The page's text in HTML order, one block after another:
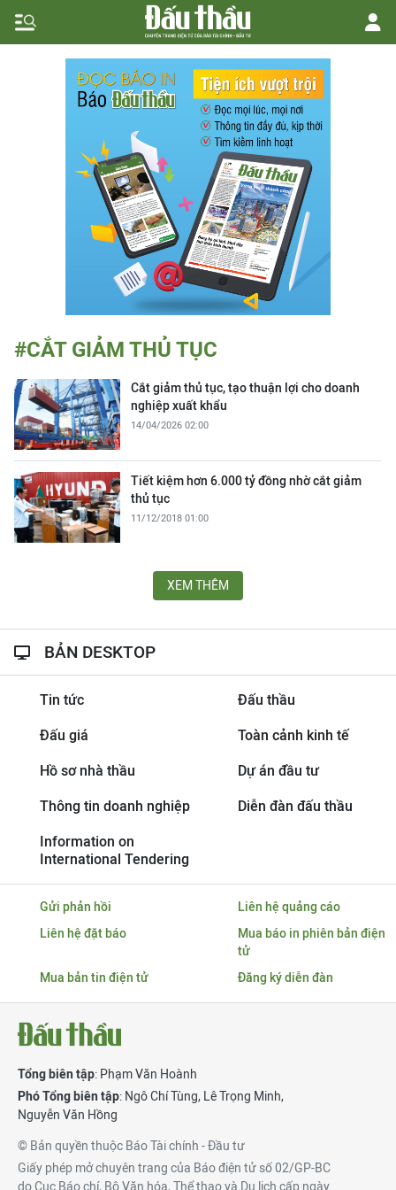
#CẮT GIẢM THỦ TỤC
Cắt giảm thủ tục, tạo thuận lợi cho doanh
nghiệp xuất khẩu
14/04/2026 02:00
Tiết kiệm hơn 6.000 tỷ đồng nhờ cắt giảm
thủ tục
11/12/2018 01:00
XEM THÊM
BẢN DESKTOP
Tin tức Đấu thầu
Đấu giá Toàn cảnh kinh tế
Hồ sơ nhà thầu Dự án đầu tư
Thông tin doanh nghiệp Diễn đàn đấu thầu
Information on
International Tendering
Gửi phản hồi
Liên hệ quảng cáo
Liên hệ đặt báo
Mua báo in phiên bản điện
tử
Mua bản tin điện tử
Đăng ký diễn đàn
Tổng biên tập: Phạm Văn Hoành
Phó Tổng biên tập: Ngô Chí Tùng, Lê Trọng Minh,
Nguyễn Văn Hồng
© Bản quyền thuộc Báo Tài chính - Đầu tư
Giấy phép mở chuyên trang của Báo điện tử số 02/GP-BC
do Cục Báo chí, Bộ Văn hóa, Thể thao và Du lịch cấp ngày